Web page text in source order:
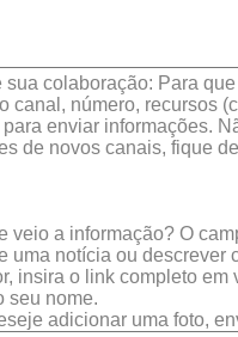
sua colaboração: Para
canal, número, recursos
enviar informações.
de novos canais, fique
veio a informação? O
uma notícia ou descrever
insira o link completo
seu nome.
adicionar uma foto,